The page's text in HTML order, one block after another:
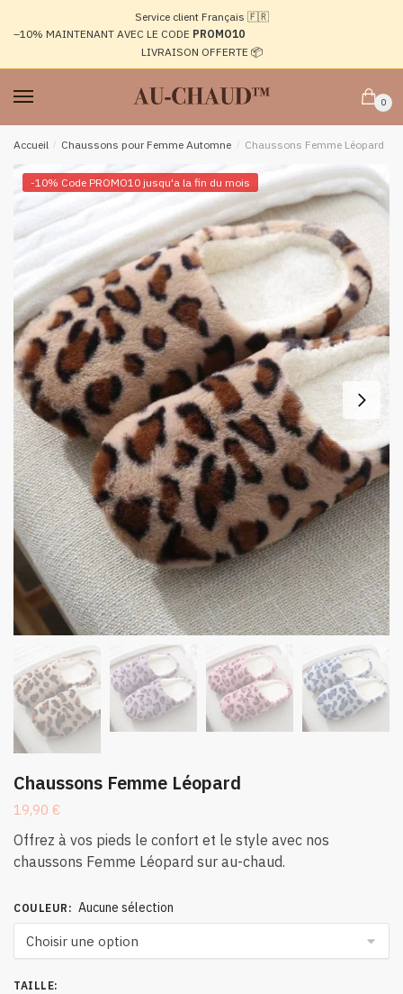
navigation
Service client Français 🇫🇷
–10% MAINTENANT AVEC LE CODE PROMO10
LIVRAISON OFFERTE 📦
0
Accueil / Chaussons pour Femme Automne / Chaussons Femme Léopard
-10% Code PROMO10 jusqu'a la fin du mois
Chaussons Femme Léopard
19,90 €
Offrez à vos pieds le confort et le style avec nos
chaussons Femme Léopard sur au-chaud.
COULEUR : Aucune sélection
TAILLE: